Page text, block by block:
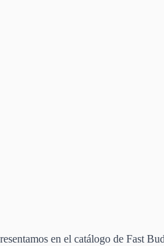
en el catálogo de Fast